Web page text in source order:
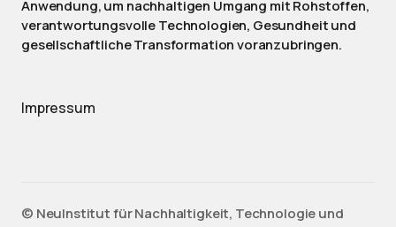
Anwendung, um nachhaltigen Umgang mit Rohstoffen,
verantwortungsvolle Technologien, Gesundheit und
gesellschaftliche Transformation voranzubringen.
Impressum
©️ NeuInstitut für Nachhaltigkeit, Technologie und